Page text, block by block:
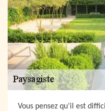
Vous pensez qu’il est